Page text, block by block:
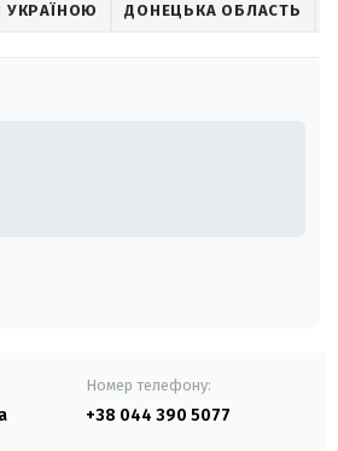
УКРАЇНОЮ ДОНЕЦЬКА ОБЛАСТЬ
Номер телефону:
+38 044 390 5077